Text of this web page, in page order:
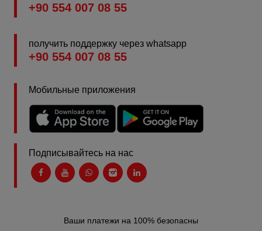
+90 554 007 08 55
получить поддержку через whatsapp
+90 554 007 08 55
Мобильные приложения
Подписывайтесь на нас
Ваши платежи на 100% безопасны